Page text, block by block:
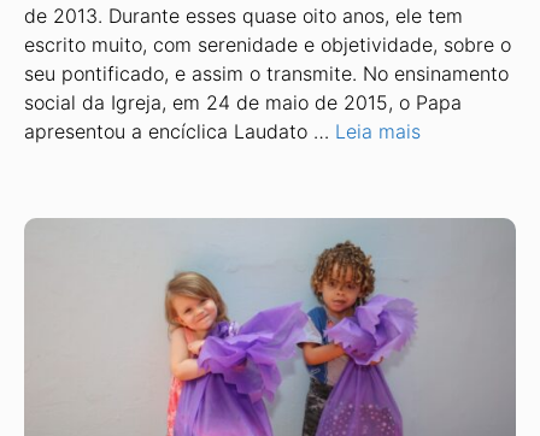
de 2013. Durante esses quase oito anos, ele tem
escrito muito, com serenidade e objetividade, sobre o
seu pontificado, e assim o transmite. No ensinamento
social da Igreja, em 24 de maio de 2015, o Papa
apresentou a encíclica Laudato … Leia mais